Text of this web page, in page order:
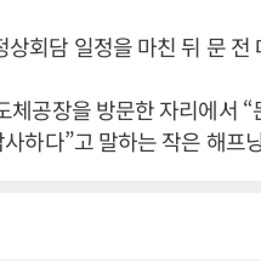
회담 일정을 마친 뒤 문 전
공장을 방문한 자리에서
하다”고 말하는 작은 해프